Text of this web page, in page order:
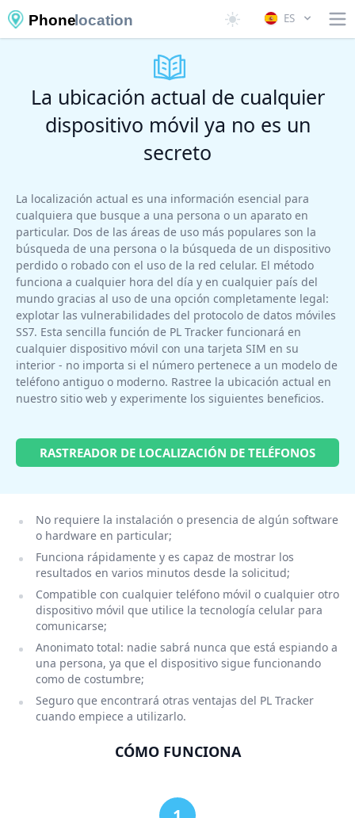
Phonelocation ES
La ubicación actual de cualquier
dispositivo móvil ya no es un
secreto
La localización actual es una información esencial para
cualquiera que busque a una persona o un aparato en
particular. Dos de las áreas de uso más populares son la
búsqueda de una persona o la búsqueda de un dispositivo
perdido o robado con el uso de la red celular. El método
funciona a cualquier hora del día y en cualquier país del
mundo gracias al uso de una opción completamente legal:
explotar las vulnerabilidades del protocolo de datos móviles
SS7. Esta sencilla función de PL Tracker funcionará en
cualquier dispositivo móvil con una tarjeta SIM en su
interior - no importa si el número pertenece a un modelo de
teléfono antiguo o moderno. Rastree la ubicación actual en
nuestro sitio web y experimente los siguientes beneficios.
RASTREADOR DE LOCALIZACIÓN DE TELÉFONOS
No requiere la instalación o presencia de algún software
o hardware en particular;
Funciona rápidamente y es capaz de mostrar los
resultados en varios minutos desde la solicitud;
Compatible con cualquier teléfono móvil o cualquier otro
dispositivo móvil que utilice la tecnología celular para
comunicarse;
Anonimato total: nadie sabrá nunca que está espiando a
una persona, ya que el dispositivo sigue funcionando
como de costumbre;
Seguro que encontrará otras ventajas del PL Tracker
cuando empiece a utilizarlo.
CÓMO FUNCIONA